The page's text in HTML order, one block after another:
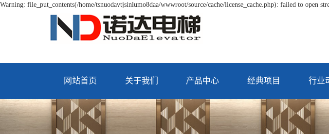
Warning: file_put_contents(/home/tsnuodavtjsinlumo8daa/wwwroot/source/cache/license_cache.php): failed to open
网站首页 关于我们 产品中心 经典项目 行业